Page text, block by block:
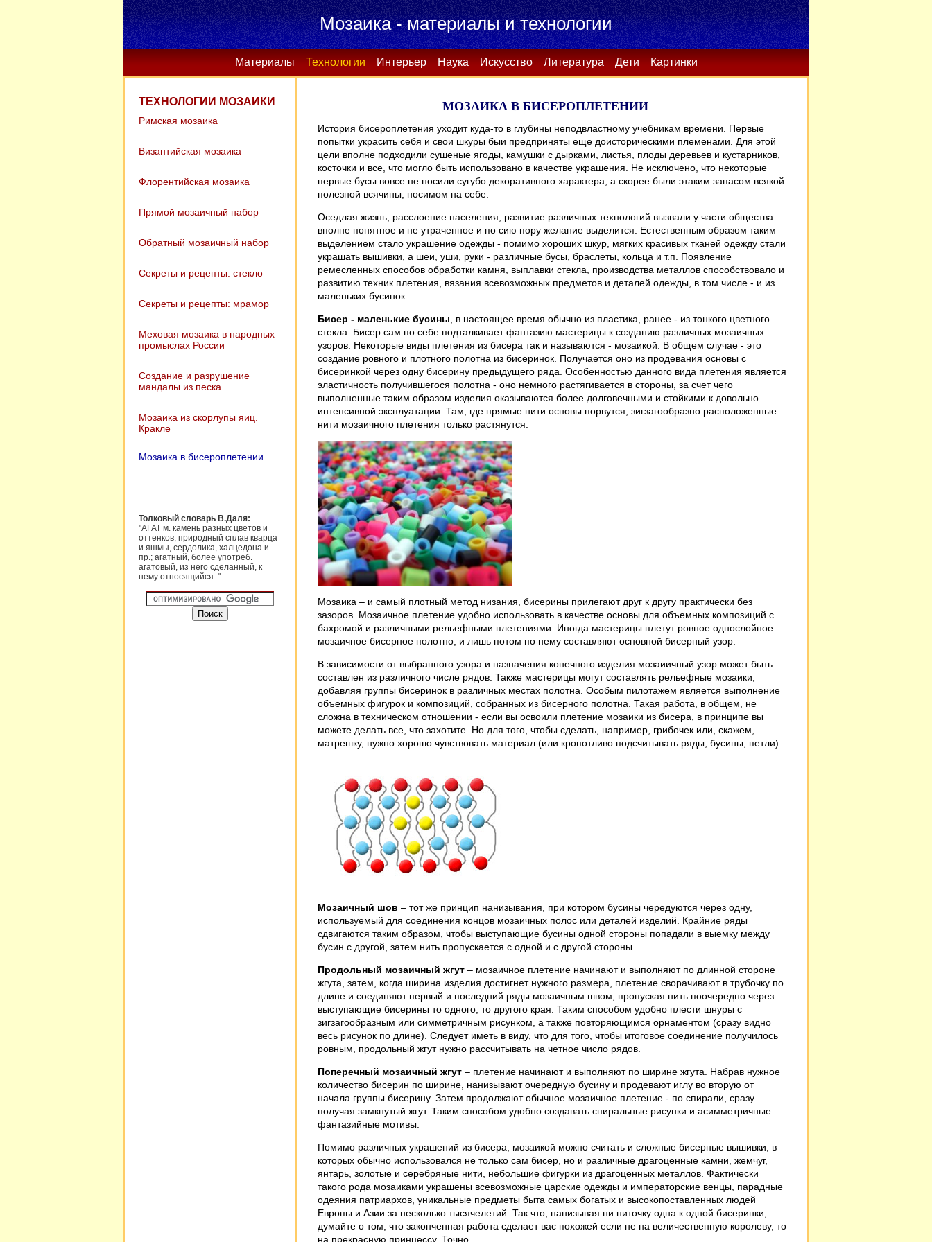
Мозаика - материалы и технологии
Материалы Технологии Интерьер Наука Искусство Литература Дети Картинки
ТЕХНОЛОГИИ МОЗАИКИ
Римская мозаика
Византийская мозаика
Флорентийская мозаика
Прямой мозаичный набор
Обратный мозаичный набор
Секреты и рецепты: стекло
Секреты и рецепты: мрамор
Меховая мозаика в народных
промыслах России
Создание и разрушение
мандалы из песка
Мозаика из скорлупы яиц.
Кракле
Мозаика в бисероплетении
Толковый словарь В.Даля:
"АГАТ м. камень разных цветов и
оттенков, природный сплав кварца
и яшмы, сердолика, халцедона и
пр.; агатный, более употреб.
агатовый, из него сделанный, к
нему относящийся. "
МОЗАИКА В БИСЕРОПЛЕТЕНИИ
История бисероплетения уходит куда-то в глубины неподвластному учебникам времени. Первые
попытки украсить себя и свои шкуры быи предприняты еще доисторическими племенами. Для этой
цели вполне подходили сушеные ягоды, камушки с дырками, листья, плоды деревьев и кустарников,
косточки и все, что могло быть использовано в качестве украшения. Не исключено, что некоторые
первые бусы вовсе не носили сугубо декоративного характера, а скорее были этаким запасом всякой
полезной всячины, носимом на себе.
Оседлая жизнь, расслоение населения, развитие различных технологий вызвали у части общества
вполне понятное и не утраченное и по сию пору желание выделится. Естественным образом таким
выделением стало украшение одежды - помимо хороших шкур, мягких красивых тканей одежду стали
украшать вышивки, а шеи, уши, руки - различные бусы, браслеты, кольца и т.п. Появление
ремесленных способов обработки камня, выплавки стекла, производства металлов способствовало и
развитию техник плетения, вязания всевозможных предметов и деталей одежды, в том числе - и из
маленьких бусинок.
Бисер - маленькие бусины , в настоящее время обычно из пластика, ранее - из тонкого цветного
стекла. Бисер сам по себе подталкивает фантазию мастерицы к созданию различных мозаичных
узоров. Некоторые виды плетения из бисера так и называются - мозаикой. В общем случае - это
создание ровного и плотного полотна из бисеринок. Получается оно из продевания основы с
бисеринкой через одну бисерину предыдущего ряда. Особенностью данного вида плетения является
эластичность получившегося полотна - оно немного растягивается в стороны, за счет чего
выполненные таким образом изделия оказываются более долговечными и стойкими к довольно
интенсивной эксплуатации. Там, где прямые нити основы порвутся, зигзагообразно расположенные
нити мозаичного плетения только растянутся.
Мозаика – и самый плотный метод низания, бисерины прилегают друг к другу практически без
зазоров. Мозаичное плетение удобно использовать в качестве основы для объемных композиций с
бахромой и различными рельефными плетениями. Иногда мастерицы плетут ровное однослойное
мозаичное бисерное полотно, и лишь потом по нему составляют основной бисерный узор.
В зависимости от выбранного узора и назначения конечного изделия мозаиичный узор может быть
составлен из различного числе рядов. Также мастерицы могут составлять рельефные мозаики,
добавляя группы бисеринок в различных местах полотна. Особым пилотажем является выполнение
объемных фигурок и композиций, собранных из бисерного полотна. Такая работа, в общем, не
сложна в техническом отношении - если вы освоили плетение мозаики из бисера, в принципе вы
можете делать все, что захотите. Но для того, чтобы сделать, например, грибочек или, скажем,
матрешку, нужно хорошо чувствовать материал (или кропотливо подсчитывать ряды, бусины, петли).
Мозаичный шов – тот же принцип нанизывания, при котором бусины чередуются через одну,
используемый для соединения концов мозаичных полос или деталей изделий. Крайние ряды
сдвигаются таким образом, чтобы выступающие бусины одной стороны попадали в выемку между
бусин с другой, затем нить пропускается с одной и с другой стороны.
Продольный мозаичный жгут – мозаичное плетение начинают и выполняют по длинной стороне
жгута, затем, когда ширина изделия достигнет нужного размера, плетение сворачивают в трубочку по
длине и соединяют первый и последний ряды мозаичным швом, пропуская нить поочередно через
выступающие бисерины то одного, то другого края. Таким способом удобно плести шнуры с
зигзагообразным или симметричным рисунком, а также повторяющимся орнаментом (сразу видно
весь рисунок по длине). Следует иметь в виду, что для того, чтобы итоговое соединение получилось
ровным, продольный жгут нужно рассчитывать на четное число рядов.
Поперечный мозаичный жгут – плетение начинают и выполняют по ширине жгута. Набрав нужное
количество бисерин по ширине, нанизывают очередную бусину и продевают иглу во вторую от
начала группы бисерину. Затем продолжают обычное мозаичное плетение - по спирали, сразу
получая замкнутый жгут. Таким способом удобно создавать спиральные рисунки и асимметричные
фантазийные мотивы.
Помимо различных украшений из бисера, мозаикой можно считать и сложные бисерные вышивки, в
которых обычно использовался не только сам бисер, но и различные драгоценные камни, жемчуг,
янтарь, золотые и серебряные нити, небольшие фигурки из драгоценных металлов. Фактически
такого рода мозаиками украшены всевозможные царские одежды и императорские венцы, парадные
одеяния патриархов, уникальные предметы быта самых богатых и высокопоставленных людей
Европы и Азии за несколько тысячелетий. Так что, нанизывая ни ниточку одна к одной бисеринки,
думайте о том, что законченная работа сделает вас похожей если не на величественную королеву, то
на прекрасную принцессу. Точно.